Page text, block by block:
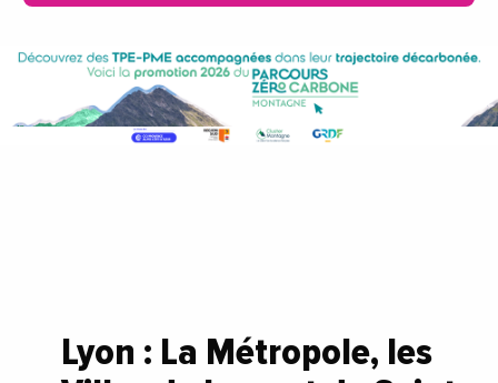
Lyon : La Métropole, les